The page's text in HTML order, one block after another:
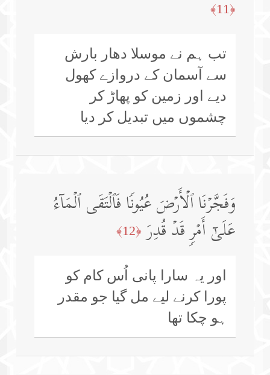
﴿11﴾
تب ہم نے موسلا دھار بارش
سے آسمان کے دروازے کھول
دیے اور زمین کو پھاڑ کر
چشموں میں تبدیل کر دیا
وَفَجَّرۡنَا ٱلۡأَرۡضَ عُیُونࣰا فَٱلۡتَقَى ٱلۡمَاۤءُ
عَلَىٰۤ أَمۡرࣲ قَدۡ قُدِرَ ﴿12﴾
اور یہ سارا پانی اُس کام کو
پورا کرنے لیے مل گیا جو مقدر
ہو چکا تھا